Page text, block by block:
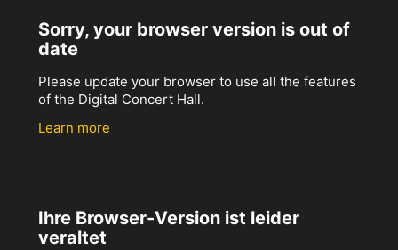
Sorry, your browser version is out of
date
Please update your browser to use all the features
of the Digital Concert Hall.
Learn more
Ihre Browser-Version ist leider
veraltet